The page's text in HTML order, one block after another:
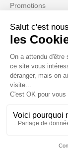
Promotions
Su cuenta
Informations